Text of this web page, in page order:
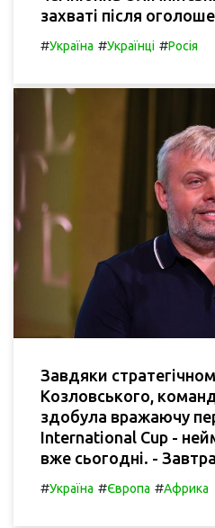
захваті після
#Україна #Українці #Росія
Завдяки
Козловського,
здобула вражаючу
International Cup -
вже сьогодні. -
#Україна #Європа #Африка